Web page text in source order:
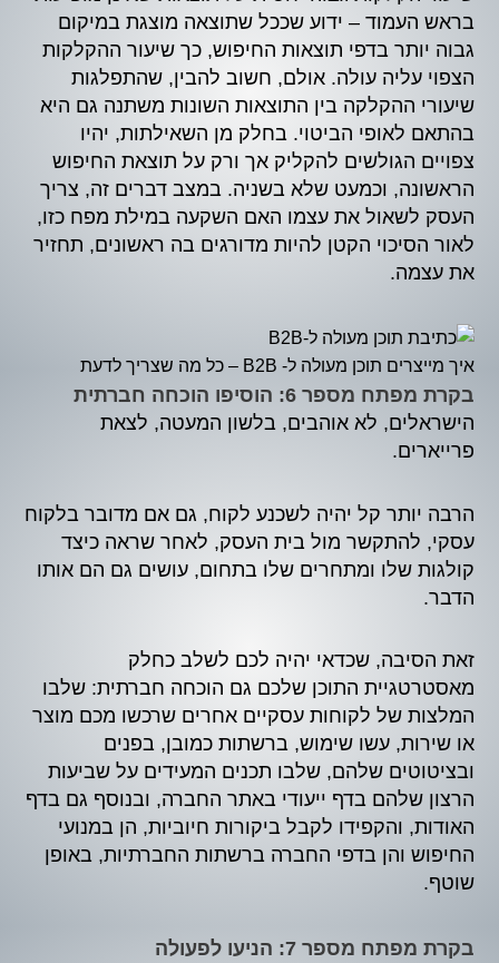
בראש העמוד – ידוע שככל שתוצאה מוצגת במיקום
גבוה יותר בדפי תוצאות החיפוש, כך שיעור ההקלקות
הצפוי עליה עולה. אולם, חשוב להבין, שהתפלגות
שיעורי ההקלקה בין התוצאות השונות משתנה גם היא
בהתאם לאופי הביטוי. בחלק מן השאילתות, יהיו
צפויים הגולשים להקליק אך ורק על תוצאת החיפוש
הראשונה, וכמעט שלא בשניה. במצב דברים זה, צריך
העסק לשאול את עצמו האם השקעה במילת מפח כזו,
לאור הסיכוי הקטן להיות מדורגים בה ראשונים, תחזיר
את עצמה.
איך מייצרים תוכן מעולה ל- B2B – כל מה שצריך לדעת
בקרת מפתח מספר 6: הוסיפו הוכחה חברתית
הישראלים, לא אוהבים, בלשון המעטה, לצאת
פרייארים.
הרבה יותר קל יהיה לשכנע לקוח, גם אם מדובר בלקוח
עסקי, להתקשר מול בית העסק, לאחר שראה כיצד
קולגות שלו ומתחרים שלו בתחום, עושים גם הם אותו
הדבר.
זאת הסיבה, שכדאי יהיה לכם לשלב כחלק
מאסטרטגיית התוכן שלכם גם הוכחה חברתית: שלבו
המלצות של לקוחות עסקיים אחרים שרכשו מכם מוצר
או שירות, עשו שימוש, ברשתות כמובן, בפנים
ובציטוטים שלהם, שלבו תכנים המעידים על שביעות
הרצון שלהם בדף ייעודי באתר החברה, ובנוסף גם בדף
האודות, והקפידו לקבל ביקורות חיוביות, הן במנועי
החיפוש והן בדפי החברה ברשתות החברתיות, באופן
שוטף.
בקרת מפתח מספר 7: הניעו לפעולה